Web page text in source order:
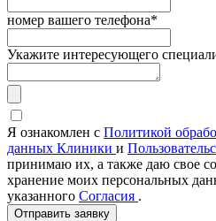
номер вашего телефона*
Укажите интересующего
Я ознакомлен с Политикой
данных Клиники и
принимаю их, а также даю свое
хранение моих персональных
указанного Согласия .
Отправить заявку